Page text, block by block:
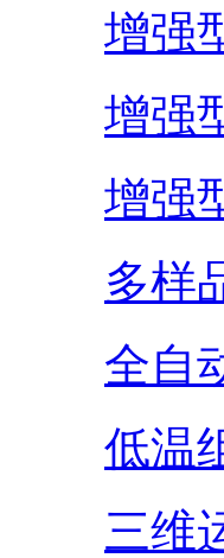
增强
增强
增强
多样
全自
低温
三维